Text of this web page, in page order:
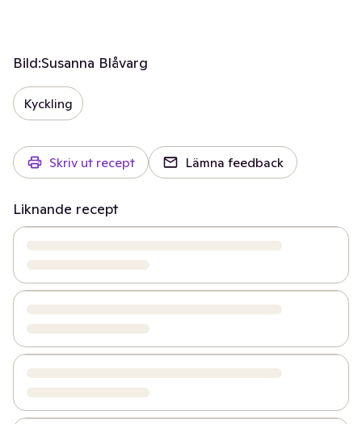
Bild:Susanna Blåvarg
Kyckling
Skriv ut recept Lämna feedback
Liknande recept